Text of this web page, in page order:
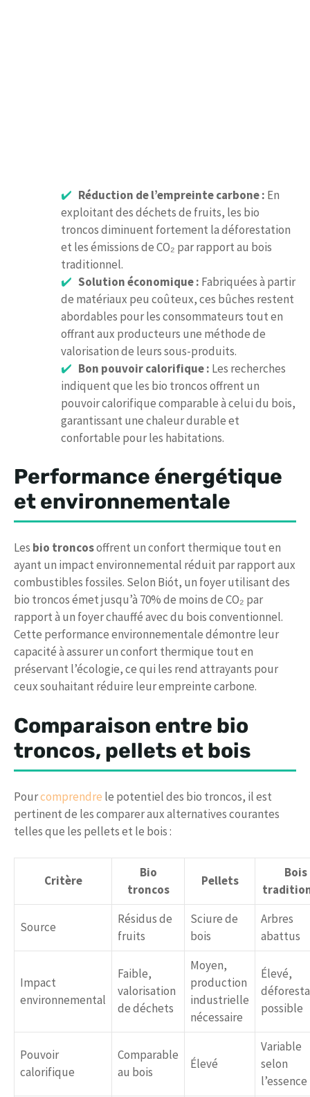
Réduction de l’empreinte carbone : En
exploitant des déchets de fruits, les bio
troncos diminuent fortement la déforestation
et les émissions de CO₂ par rapport au bois
traditionnel.
Solution économique : Fabriquées à partir
de matériaux peu coûteux, ces bûches restent
abordables pour les consommateurs tout en
offrant aux producteurs une méthode de
valorisation de leurs sous-produits.
Bon pouvoir calorifique : Les recherches
indiquent que les bio troncos offrent un
pouvoir calorifique comparable à celui du bois,
garantissant une chaleur durable et
confortable pour les habitations.
Performance énergétique
et environnementale
Les bio troncosoffrent un confort thermique tout en
ayant un impact environnemental réduit par rapport aux
combustibles fossiles. Selon Biót, un foyer utilisant des
bio troncos émet jusqu’à 70% de moins de CO₂ par
rapport à un foyer chauffé avec du bois conventionnel.
Cette performance environnementale démontre leur
capacité à assurer un confort thermique tout en
préservant l’écologie, ce qui les rend attrayants pour
ceux souhaitant réduire leur empreinte carbone.
Comparaison entre bio
troncos, pellets et bois
Pourcomprendre le potentiel des bio troncos, il est
pertinent de les comparer aux alternatives courantes
telles que les pellets et le bois :
Critère
Bio
troncos
Pellets
Bois
Source
Résidus de
fruits
Sciure de
bois
Arbres
abattus
Impact
environnemental
Faible,
valorisation
de déchets
Moyen,
production
industrielle
nécessaire
Élevé,
possible
Pouvoir
calorifique
Comparable
au bois
Élevé
Variable
selon
l’essence